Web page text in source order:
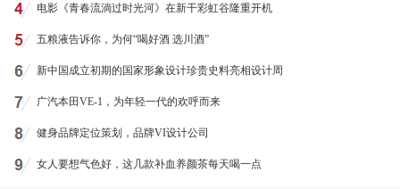
电影《青春流淌过时光河》在新干彩虹谷隆重开机
五粮液告诉你，为何“喝好酒 选川酒”
新中国成立初期的国家形象设计珍贵史料亮相设计周
广汽本田VE-1，为年轻一代的欢呼而来
健身品牌定位策划，品牌VI设计公司
女人要想气色好，这几款补血养颜茶每天喝一点